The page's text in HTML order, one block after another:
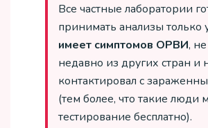
Все частные лаборатории
принимать анализы только
имеет симптомов ОРВИ,
недавно из других стран и
контактировал с
(тем более, что такие люди
тестирование бесплатно).